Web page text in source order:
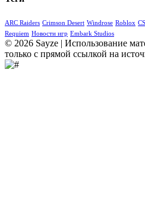
ARC Raiders Crimson Desert Windrose Roblox
Requiem Новости игр Embark Studios
© 2026 Sayze | Использование
только с прямой ссылкой на